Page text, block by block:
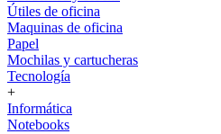
Útiles de oficina
Maquinas de oficina
Papel
Mochilas y cartucheras
Tecnología
+
Informática
Notebooks